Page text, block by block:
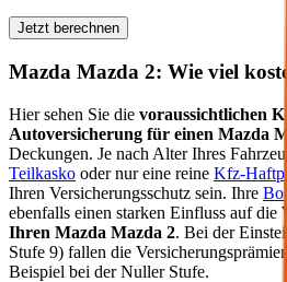
Jetzt berechnen
Mazda Mazda 2: Wie viel
Hier sehen Sie die voraussichtlichen
Autoversicherung für einen Mazda
Deckungen. Je nach Alter Ihres
Teilkasko oder nur eine reine Kfz-
Ihren Versicherungsschutz sein. Ihre
ebenfalls einen starken Einfluss auf die
Ihren Mazda Mazda 2. Bei der
Stufe 9) fallen die
Beispiel bei der Nuller Stufe.